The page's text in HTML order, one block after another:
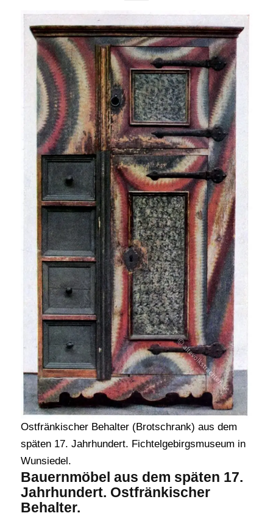
Ostfränkischer Behalter (Brotschrank) aus dem
späten 17. Jahrhundert. Fichtelgebirgsmuseum in
Wunsiedel.
Bauernmöbel aus dem späten 17.
Jahrhundert. Ostfränkischer
Behalter.